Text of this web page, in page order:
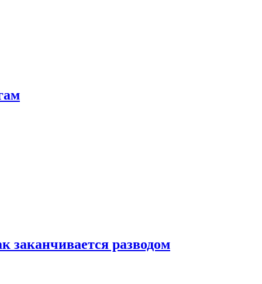
заканчивается разводом